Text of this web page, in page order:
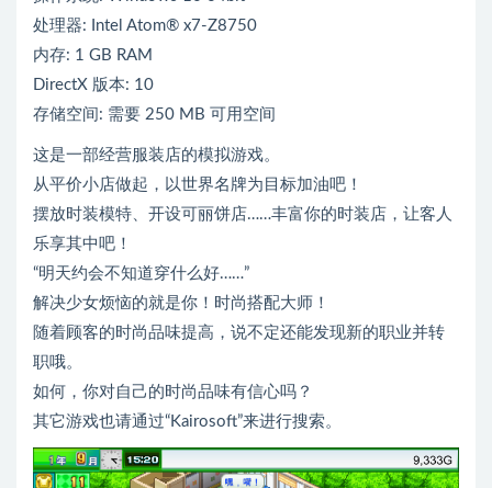
处理器: Intel Atom® x7-Z8750
内存: 1 GB RAM
DirectX 版本: 10
存储空间: 需要 250 MB 可用空间
这是一部经营服装店的模拟游戏。
从平价小店做起，以世界名牌为目标加油吧！
摆放时装模特、开设可丽饼店……丰富你的时装店，让客人
乐享其中吧！
“明天约会不知道穿什么好……”
解决少女烦恼的就是你！时尚搭配大师！
随着顾客的时尚品味提高，说不定还能发现新的职业并转
职哦。
如何，你对自己的时尚品味有信心吗？
其它游戏也请通过“Kairosoft”来进行搜索。